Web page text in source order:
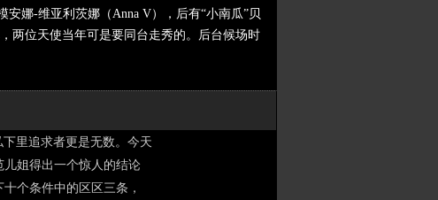
娜-维亚利茨娜（Anna V），后有“小南瓜”贝
两位天使当年可是要同台走秀的。后台候场时
里追求者更是无数。今天
姐得出一个惊人的结论
个条件中的区区三条，